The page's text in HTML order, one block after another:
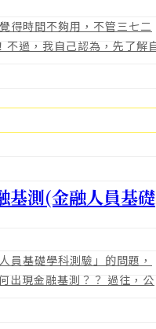
得時間不夠用，不管三七二
不過，我自己認為，先了解
基測(金融人員基礎
員基礎學科測驗」的問題，
出現金融基測？？ 過往，公